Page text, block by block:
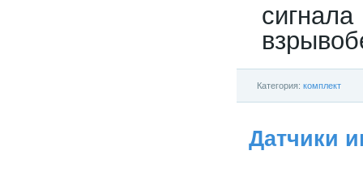
Категория: комплект
Датчики